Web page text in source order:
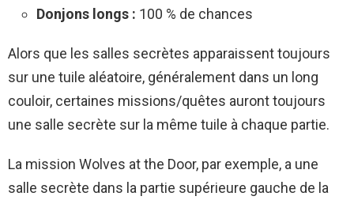
Donjons longs : 100 % de chances
Alors que les salles secrètes apparaissent toujours
sur une tuile aléatoire, généralement dans un long
couloir, certaines missions/quêtes auront toujours
une salle secrète sur la même tuile à chaque partie.
La mission Wolves at the Door, par exemple, a une
salle secrète dans la partie supérieure gauche de la